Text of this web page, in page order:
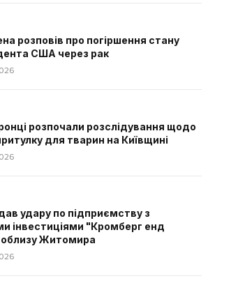
розповів про погіршення стану
США через рак
розпочали розслідування щодо
для тварин на Київщині
удару по підприємству з
інвестиціями "Кромберг енд
Житомира